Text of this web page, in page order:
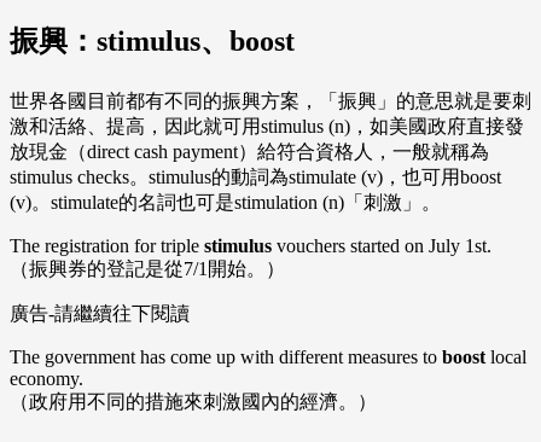
振興：stimulus、boost
世界各國目前都有不同的振興方案，「振興」的意思就是要刺
激和活絡、提高，因此就可用stimulus (n)，如美國政府直接發
放現金（direct cash payment）給符合資格人，一般就稱為
stimulus checks。stimulus的動詞為stimulate (v)，也可用boost
(v)。stimulate的名詞也可是stimulation (n)「刺激」。
The registration for triple stimulus vouchers started on July 1st.
（振興券的登記是從7/1開始。）
廣告-請繼續往下閱讀
The government has come up with different measures to boost local
economy.
（政府用不同的措施來刺激國內的經濟。）